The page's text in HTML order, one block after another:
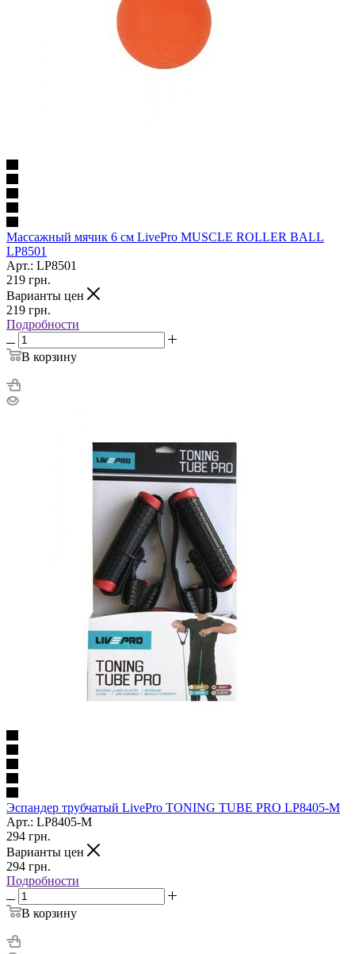
Массажный мячик 6 см LivePro MUSCLE ROLLER BALL
LP8501
Арт.: LP8501
219 грн.
Варианты цен
219 грн.
Подробности
В корзину
Эспандер трубчатый LivePro TONING TUBE PRO LP8405-M
Арт.: LP8405-M
294 грн.
Варианты цен
294 грн.
Подробности
В корзину